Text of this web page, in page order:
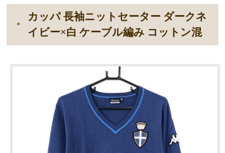
カッパ 長袖ニットセーター ダークネ
イビー×白 ケーブル編み コットン混